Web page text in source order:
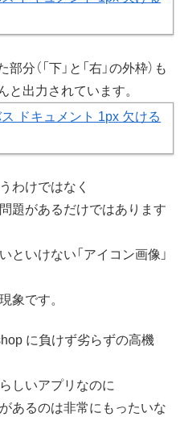
（「下」と「右」の外枠）も
と出力されています。
わけではなく
題があるだけではあります
いけない「アイコン画像」
象です。
に負けず劣らずの高機
しいアプリなのに
あるのは非常にもったいな